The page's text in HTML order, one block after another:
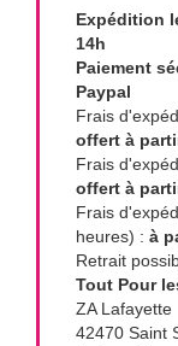
Expédition
14h
Paiement
Paypal
Frais
offert à
Frais
offert à
Frais
heures) : à
Retrait
Tout Pour
ZA Lafayette
42470 Saint